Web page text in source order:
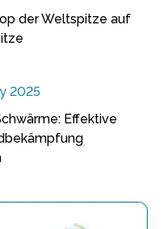
der Weltspitze auf
2025
Effektive